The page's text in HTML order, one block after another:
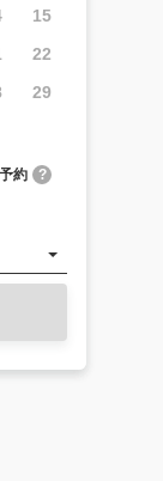
15
22
29
約 ?